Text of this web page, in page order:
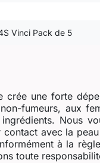
Vinci Pack de 5
crée une forte
fumeurs, aux
ingrédients. Nous
avec la
à la
toute